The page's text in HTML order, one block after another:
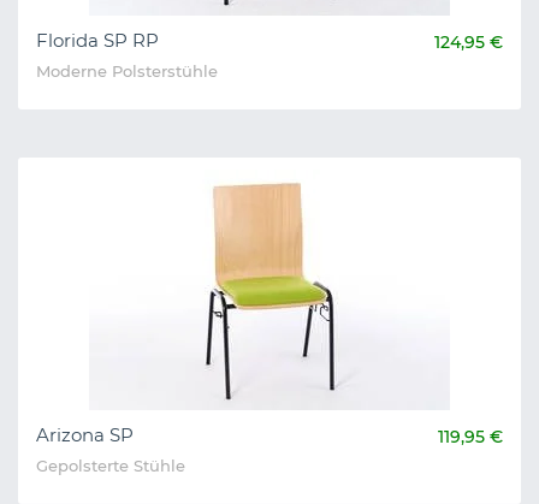
Florida SP RP 124,95 €
Moderne Polsterstühle
Arizona SP 119,95 €
Gepolsterte Stühle